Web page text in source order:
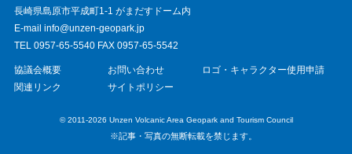
協議会概要 お問い合わせ
ロゴ・キャラクター使用申請
関連リンク
サイトポリシー
© 2011-2026 Unzen Volcanic Area Geopark and Tourism Council
※記事・写真の無断転載を禁じます。
長崎県島原市平成町1-1 がまだすドーム内
E-mail info@unzen-geopark.jp
TEL 0957-65-5540 FAX 0957-65-5542